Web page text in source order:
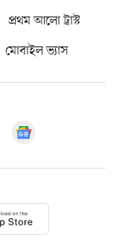
প্রথম আলো ট্রাস্ট
মোবাইল ভ্যাস